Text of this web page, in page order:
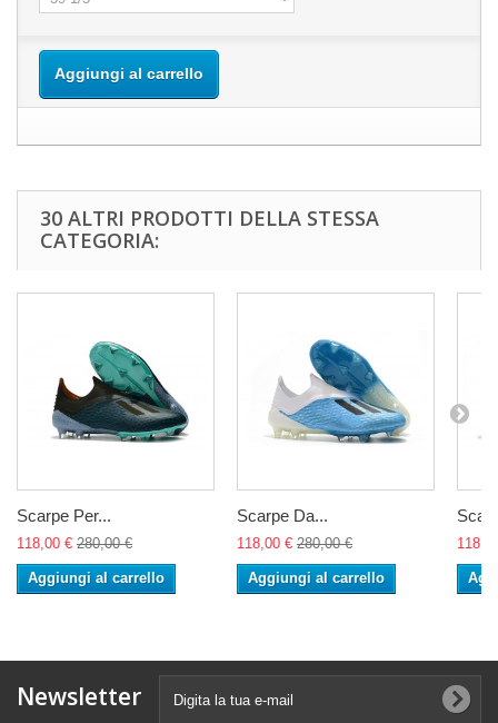
Aggiungi al carrello
30 ALTRI PRODOTTI DELLA STESSA
CATEGORIA:
Scarpe Per...
118,00 € 280,00 €
Aggiungi al carrello
Scarpe Da...
118,00 € 280,00 €
Aggiungi al carrello
Newsletter